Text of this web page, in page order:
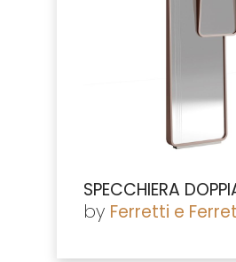
SPECCHIERA
by Ferretti e